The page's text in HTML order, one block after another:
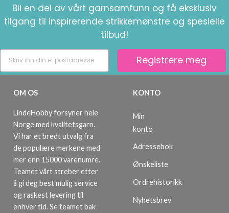
Bli en del av vårt garnsamfunn og få eksklusiv
tilgang til inspirerende strikkemønstre og spesielle
tilbud!
Registrere meg
OM OS
LindeHobby forsyner hele
Norge med kvalitetsgarn.
Vi har et bredt utvalg fra
de populære merkene med
mer enn 15000 varenumre.
Teamet vårt streber etter
å gi deg best mulig service
og raskest levering til
enhver tid. Se teamet bak
KONTO
Min
konto
Adressebok
Ønskeliste
Ordrehistorikk
Nyhetsbrev